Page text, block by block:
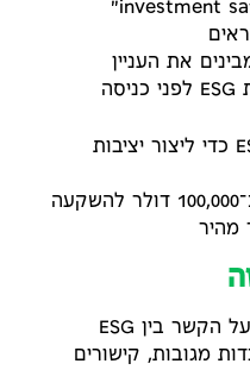
את העניין
צ'קליסט מעשי להערכת ESG לפני כניסה
מיישמת ESG כדי ליצור יציבות
מהיר
אתה תקבל הסבר קצר וברור על הקשר בין ESG
מגובות, קישורים